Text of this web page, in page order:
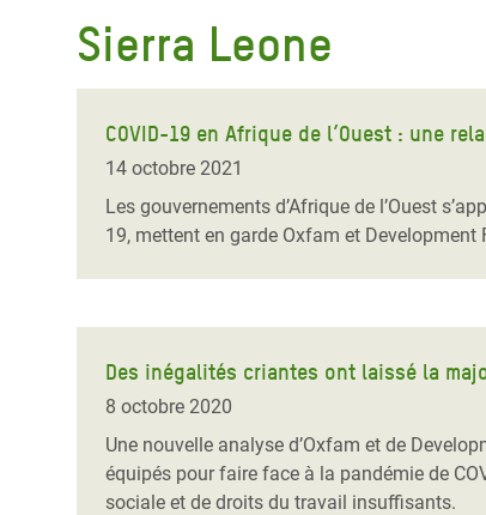
Eau et Assainissement
Alimentation, Climat et
Conflits et Catastrophes
Inégalités Extrêmes et
Services Essentiels
Gender, Rights, and Justice
Climate Justice
Hands Off Our Spaces
Rejoignez la Communauté
#MonClimatMonAvenir
Mettons Fin à la Souffrance qui se
Derrière notre Alimentation
d'Ariane
Sierra Leone
COVID-19 en Afrique de l’Ouest : une
14 octobre 2021
Les gouvernements d’Afrique de l’Ouest
19, mettent en garde Oxfam et
Des inégalités criantes ont laissé la
8 octobre 2020
Une nouvelle analyse d’Oxfam et de
équipés pour faire face à la pandémie de
sociale et de droits du travail insuffisants.